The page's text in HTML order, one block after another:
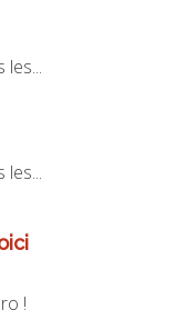
les...
les...
!